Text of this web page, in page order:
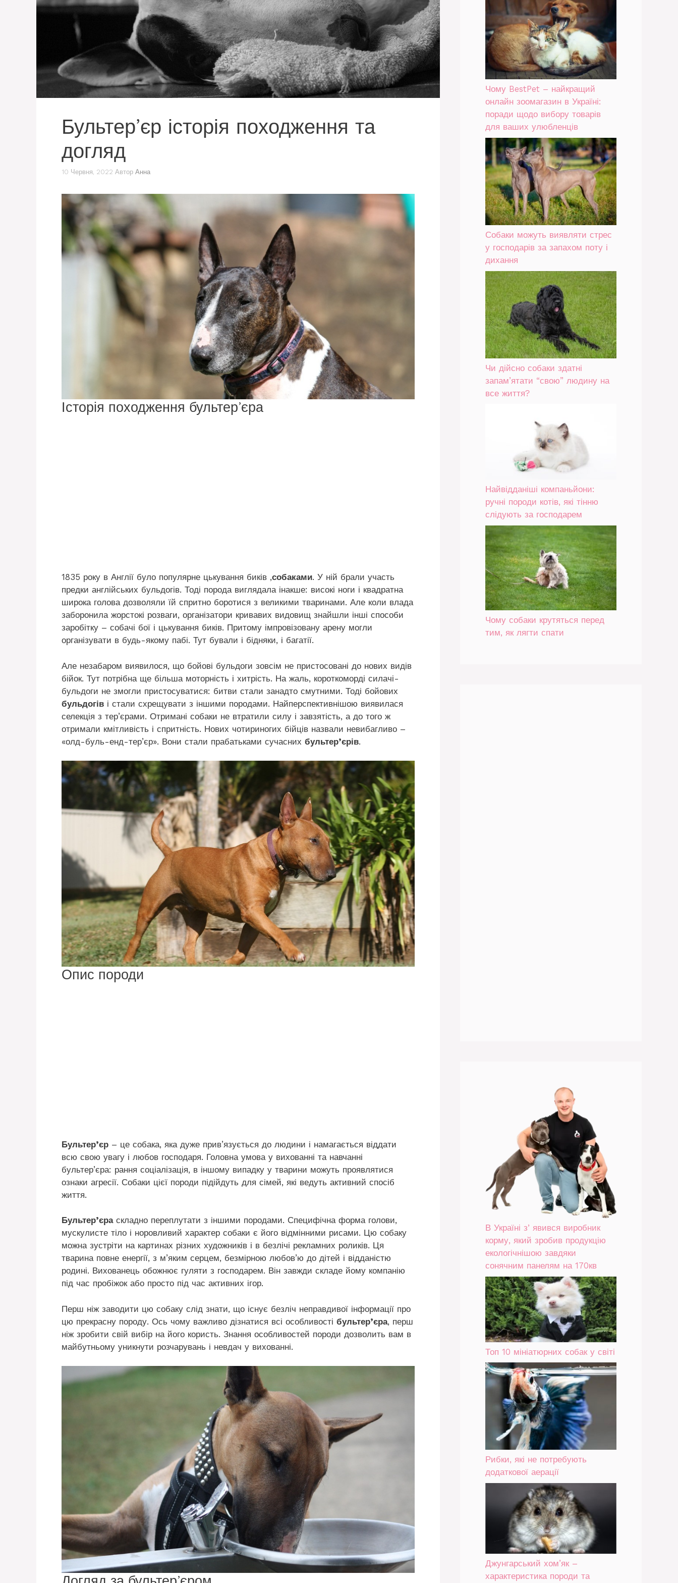
Бультер’єр історія походження та
догляд
10 Червня, 2022 Автор Анна
Історія походження бультер’єра
1835 року в Англії було популярне цькування биків ,собаками. У ній брали участь
предки англійських бульдогів. Тоді порода виглядала інакше: високі ноги і квадратна
широка голова дозволяли їй спритно боротися з великими тваринами. Але коли влада
заборонила жорстокі розваги, організатори кривавих видовищ знайшли інші способи
заробітку – собачі бої і цькування биків. Притому імпровізовану арену могли
організувати в будь-якому пабі. Тут бували і бідняки, і багатії.
Але незабаром виявилося, що бойові бульдоги зовсім не пристосовані до нових видів
бійок. Тут потрібна ще більша моторність і хитрість. На жаль, короткоморді силачі-
бульдоги не змогли пристосуватися: битви стали занадто смутними. Тоді бойових
бульдогів і стали схрещувати з іншими породами. Найперспективнішою виявилася
селекція з тер’єрами. Отримані собаки не втратили силу і завзятість, а до того ж
отримали кмітливість і спритність. Нових чотириногих бійців назвали невибагливо –
«олд-буль-енд-тер’єр». Вони стали прабатьками сучасних бультер’єрів.
Опис породи
Бультер’єр – це собака, яка дуже прив’язується до людини і намагається віддати
всю свою увагу і любов господаря. Головна умова у вихованні та навчанні
бультер’єра: рання соціалізація, в іншому випадку у тварини можуть проявлятися
ознаки агресії. Собаки цієї породи підійдуть для сімей, які ведуть активний спосіб
життя.
Бультер’єраскладно переплутати з іншими породами. Специфічна форма голови,
мускулисте тіло і норовливий характер собаки є його відмінними рисами. Цю собаку
можна зустріти на картинах різних художників і в безлічі рекламних роликів. Ця
тварина повне енергії, з м’яким серцем, безмірною любов’ю до дітей і відданістю
родині. Вихованець обожнює гуляти з господарем. Він завжди складе йому компанію
під час пробіжок або просто під час активних ігор.
Перш ніж заводити цю собаку слід знати, що існує безліч неправдивої інформації про
цю прекрасну породу. Ось чому важливо дізнатися всі особливості бультер’єра, перш
ніж зробити свій вибір на його користь. Знання особливостей породи дозволить вам в
майбутньому уникнути розчарувань і невдач у вихованні.
Чому BestPet – найкращий
онлайн зоомагазин в Україні:
поради щодо вибору товарів
для ваших улюбленців
Собаки можуть виявляти стрес
у господарів за запахом поту і
дихання
Чи дійсно собаки здатні
запам’ятати “свою” людину на
все життя?
Найвідданіші компаньйони:
ручні породи котів, які тінню
слідують за господарем
Чому собаки крутяться перед
тим, як лягти спати
В Україні зʼявився виробник
корму, який зробив продукцію
екологічнішою завдяки
сонячним панелям на 170кв
Топ 10 мініатюрних собак у світі
Рибки, які не потребують
додаткової аерації
Джунгарський хом’як –
характеристика породи та